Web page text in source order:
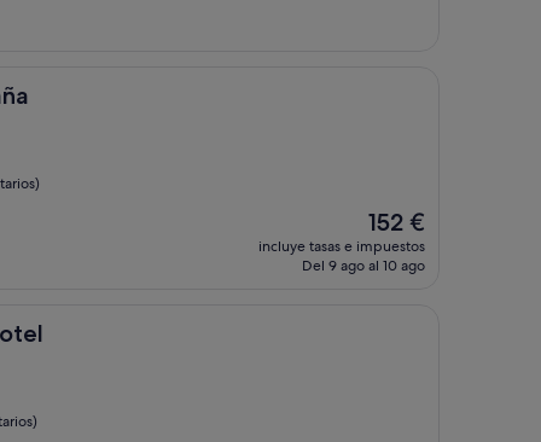
El
precio
actual
152 €
incluye tasas e impuestos
Del 9 ago al 10 ago